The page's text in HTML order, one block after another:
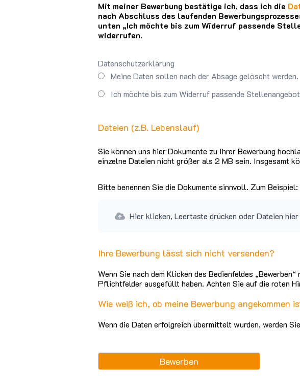
Mit meiner Bewerbung bestätige ich, dass ich die
nach Abschluss des laufenden
unten „Ich möchte bis zum Widerruf passende
widerrufen.
Datenschutzerklärung
Meine Daten sollen nach der Absage gelöscht werden.
Ich möchte bis zum Widerruf passende
Dateien (z.B. Lebenslauf)
Sie können uns hier Dokumente zu Ihrer Bewerbung
einzelne Dateien nicht größer als 2 MB sein. Insgesamt
Bitte benennen Sie die Dokumente sinnvoll. Zum
Hier klicken, Leertaste drücken oder Dateien
Ihre Bewerbung lässt sich nicht versenden?
Wenn Sie nach dem Klicken des Bedienfeldes
Pflichtfelder ausgefüllt haben. Achten Sie auf die roten
Wie weiß ich, ob meine Bewerbung angekommen
Wenn die Daten erfolgreich übermittelt wurden, werden